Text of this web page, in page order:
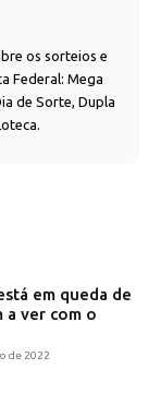
os sorteios e
Federal: Mega
de Sorte, Dupla
em queda de
a ver com o
de 2022